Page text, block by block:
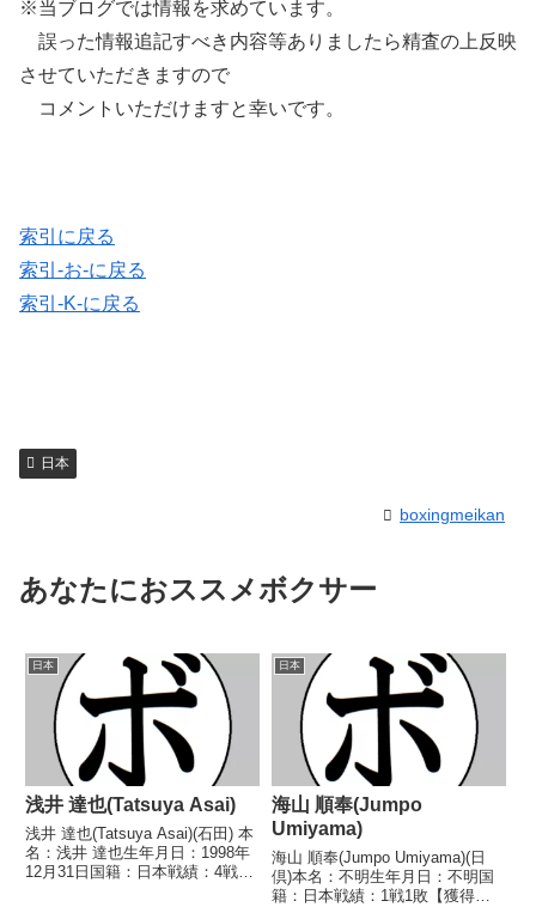
※当ブログでは情報を求めています。
誤った情報追記すべき内容等ありましたら精査の上反映
させていただきますので
コメントいただけますと幸いです。
索引に戻る
索引-お-に戻る
索引-K-に戻る
日本
boxingmeikan
あなたにおススメボクサー
日本
浅井 達也(Tatsuya Asai)
浅井 達也(Tatsuya Asai)(石田) 本
名：浅井 達也生年月日：1998年
12月31日国籍：日本戦績：4戦1
日本
海山 順奉(Jumpo
Umiyama)
海山 順奉(Jumpo Umiyama)(日
倶)本名：不明生年月日：不明国
籍：日本戦績：1戦1敗【獲得タ